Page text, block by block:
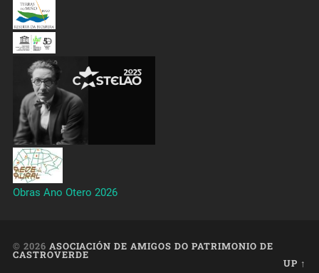
Obras Ano Otero 2026
© 2026 ASOCIACIÓN DE AMIGOS DO PATRIMONIO DE
CASTROVERDE
UP ↑